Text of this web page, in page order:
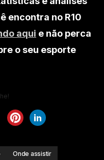
encontra no R10
aqui e não perca
o seu esporte
Onde assistir